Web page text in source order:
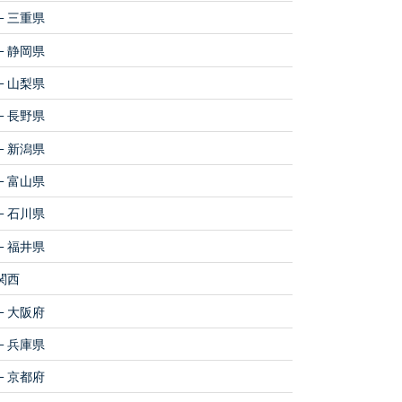
三重県
静岡県
山梨県
長野県
新潟県
富山県
石川県
福井県
西
大阪府
兵庫県
京都府